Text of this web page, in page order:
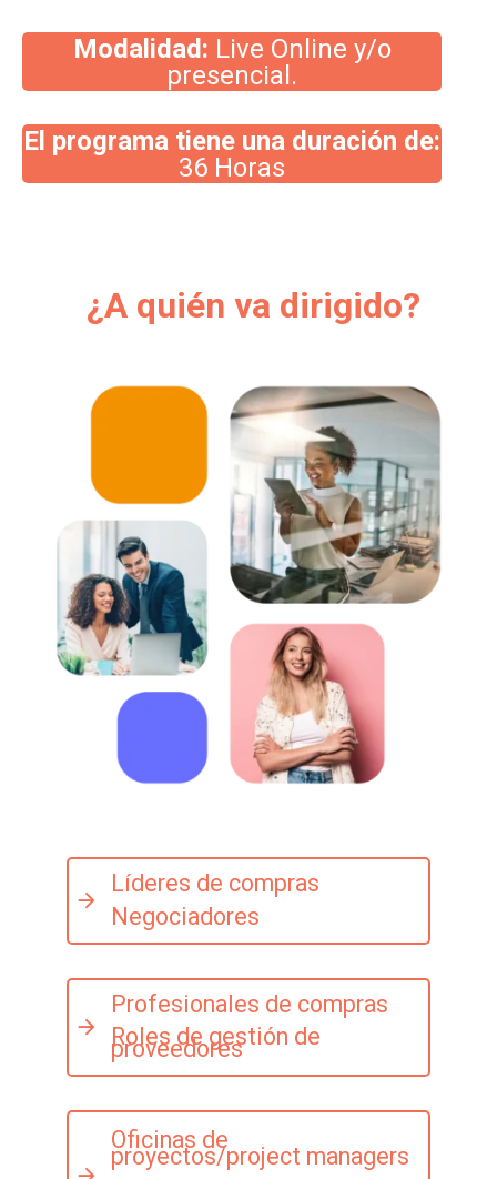
Modalidad: Live Online y/o
presencial.
El programa tiene una duración de:
36 Horas
¿A quién va dirigido?
Líderes de compras
Negociadores
Profesionales de compras
Roles de gestión de
proveedores
Oficinas de
proyectos/project managers